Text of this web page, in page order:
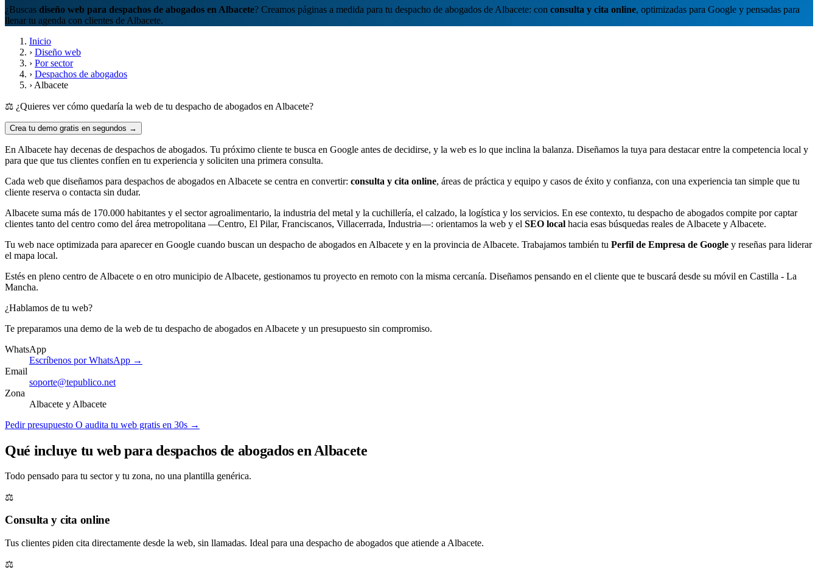
¿Buscas diseño web para despachos de abogados en Albacete? Creamos páginas a medida para tu despacho de abogados de Albacete: con consulta y cita online, optimizadas para Google y pensadas para
llenar tu agenda con clientes de Albacete.
Inicio
› Diseño web
› Por sector
› Despachos de abogados
› Albacete
⚖️ ¿Quieres ver cómo quedaría la web de tu despacho de abogados en Albacete?
Crea tu demo gratis en segundos →
En Albacete hay decenas de despachos de abogados. Tu próximo cliente te busca en Google antes de decidirse, y la web es lo que inclina la balanza. Diseñamos la tuya para destacar entre la competencia local y
para que que tus clientes confíen en tu experiencia y soliciten una primera consulta.
Cada web que diseñamos para despachos de abogados en Albacete se centra en convertir: consulta y cita online, áreas de práctica y equipo y casos de éxito y confianza, con una experiencia tan simple que tu
cliente reserva o contacta sin dudar.
Albacete suma más de 170.000 habitantes y el sector agroalimentario, la industria del metal y la cuchillería, el calzado, la logística y los servicios. En ese contexto, tu despacho de abogados compite por captar
clientes tanto del centro como del área metropolitana —Centro, El Pilar, Franciscanos, Villacerrada, Industria—: orientamos la web y el SEO local hacia esas búsquedas reales de Albacete y Albacete.
Tu web nace optimizada para aparecer en Google cuando buscan un despacho de abogados en Albacete y en la provincia de Albacete. Trabajamos también tu Perfil de Empresa de Google y reseñas para liderar
el mapa local.
Estés en pleno centro de Albacete o en otro municipio de Albacete, gestionamos tu proyecto en remoto con la misma cercanía. Diseñamos pensando en el cliente que te buscará desde su móvil en Castilla - La
Mancha.
¿Hablamos de tu web?
Te preparamos una demo de la web de tu despacho de abogados en Albacete y un presupuesto sin compromiso.
WhatsApp
Escríbenos por WhatsApp →
Email
soporte@tepublico.net
Zona
Albacete y Albacete
Pedir presupuesto O audita tu web gratis en 30s →
Qué incluye tu web para despachos de abogados en Albacete
Todo pensado para tu sector y tu zona, no una plantilla genérica.
⚖️
Consulta y cita online
Tus clientes piden cita directamente desde la web, sin llamadas. Ideal para una despacho de abogados que atiende a Albacete.
⚖️